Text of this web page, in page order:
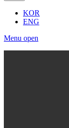
KOR
ENG
Menu open